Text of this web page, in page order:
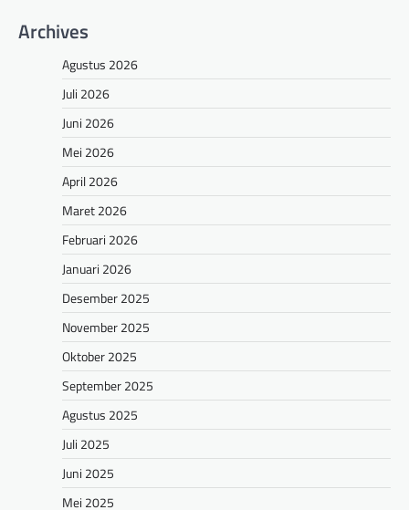
Archives
Agustus 2026
Juli 2026
Juni 2026
Mei 2026
April 2026
Maret 2026
Februari 2026
Januari 2026
Desember 2025
November 2025
Oktober 2025
September 2025
Agustus 2025
Juli 2025
Juni 2025
Mei 2025